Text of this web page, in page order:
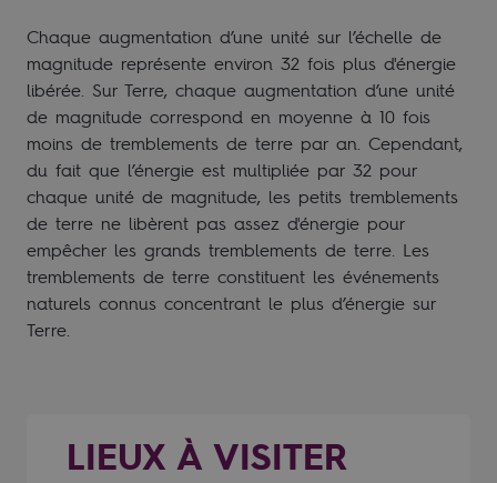
Chaque augmentation d’une unité sur l’échelle de
magnitude représente environ 32 fois plus d'énergie
libérée. Sur Terre, chaque augmentation d’une unité
de magnitude correspond en moyenne à 10 fois
moins de tremblements de terre par an. Cependant,
du fait que l’énergie est multipliée par 32 pour
chaque unité de magnitude, les petits tremblements
de terre ne libèrent pas assez d'énergie pour
empêcher les grands tremblements de terre. Les
tremblements de terre constituent les événements
naturels connus concentrant le plus d’énergie sur
Terre.
LIEUX À VISITER